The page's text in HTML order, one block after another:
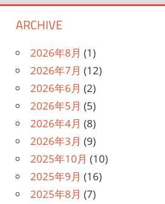
ゲ
ー
シ
ョ
ン
ARCHIVE
2026年8月 (1)
2026年7月 (12)
2026年6月 (2)
2026年5月 (5)
2026年4月 (8)
2026年3月 (9)
2025年10月 (10)
2025年9月 (16)
2025年8月 (7)